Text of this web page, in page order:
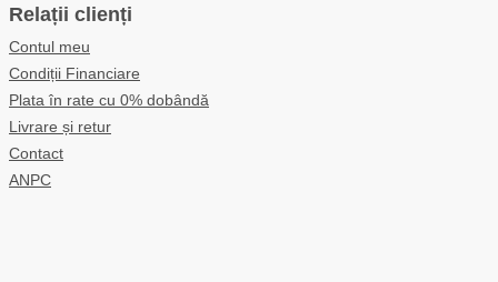
Relații clienți
Contul meu
Condiții Financiare
Plata în rate cu 0% dobândă
Livrare și retur
Contact
ANPC